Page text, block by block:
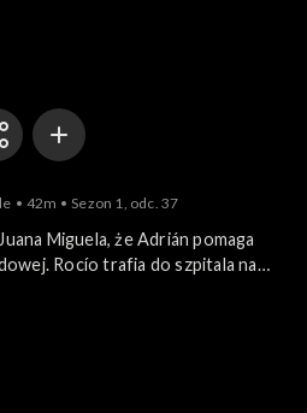
42m Sezon 1, odc. 37
Miguela, że Adrián pomaga
Rocío trafia do szpitala na
nadzieję i godzi się z ukochaną.